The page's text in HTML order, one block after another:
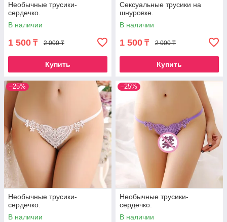
Необычные трусики-
сердечко.
В наличии
1 500 ₸ 2 000 ₸
Купить
Сексуальные трусики на
шнуровке.
В наличии
1 500 ₸ 2 000 ₸
Купить
–25%
Необычные трусики-
сердечко.
В наличии
–25%
Необычные трусики-
сердечко.
В наличии